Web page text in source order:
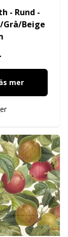
- Rund -
Grå/Beige
mer